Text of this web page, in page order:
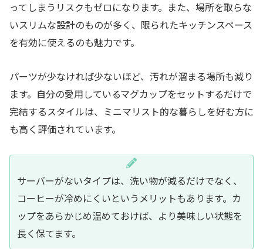
ってしまうリスクもゼロになります。また、場所を取らな
いスリムな設計のものが多く、限られたキッチンスペース
を有効に使えるのも魅力です。
パーツが少なければ少ないほど、汚れが溜まる場所も減り
ます。自分の愛用しているマグカップをセットするだけで
完結するスタイルは、ミニマリスト的な暮らしを好む方に
も高く評価されています。
サーバーがないタイプは、洗い物が減るだけでなく、
コーヒーが冷めにくいというメリットもあります。カ
ップをあらかじめ温めておけば、より美味しい状態を
長く保てます。